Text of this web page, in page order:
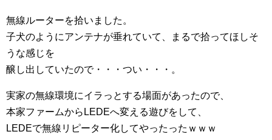
無線ルーターを拾いました。
子犬のようにアンテナが垂れていて、まるで拾ってほしそ
うな感じを
醸し出していたので・・・つい・・・。
実家の無線環境にイラっとする場面があったので、
本家ファームからLEDEへ変える遊びをして、
LEDEで無線リピーター化してやったったｗｗｗ